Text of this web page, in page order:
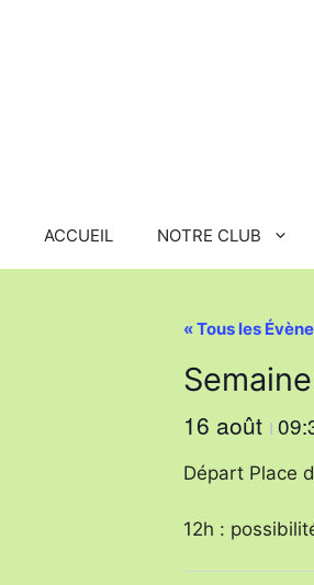
ACCUEIL NOTRE CLUB
« Tous les
16 août I
Départ Place
12h :